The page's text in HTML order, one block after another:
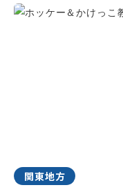
関東地方